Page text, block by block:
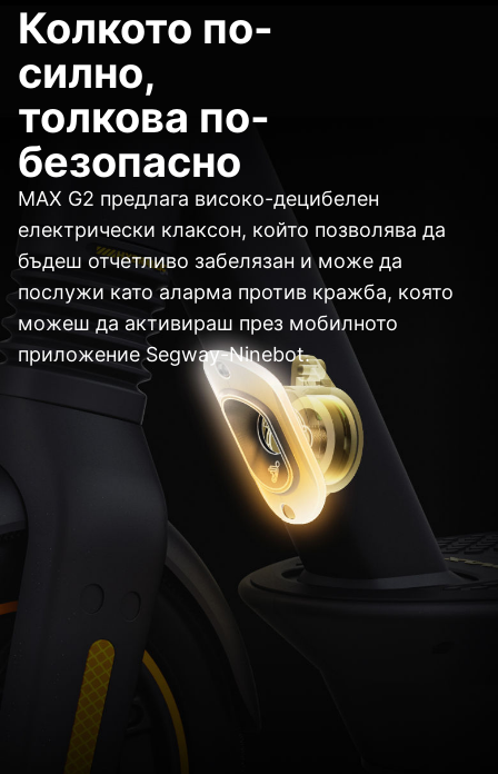
Колкото по-
силно,
толкова по-
безопасно
MAX G2 предлага високо-децибелен
електрически клаксон, който позволява да
бъдеш отчетливо забелязан и може да
послужи като аларма против кражба, която
можеш да активираш през мобилното
приложение Segway-Ninebot.